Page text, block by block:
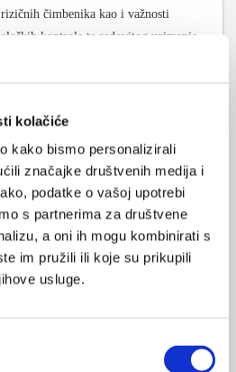
kolačiće
kako bismo personalizirali
značajke društvenih medija i
podatke o vašoj upotrebi
s partnerima za društvene
a oni ih mogu kombinirati s
im pružili ili koje su prikupili
usluge.
čimbenika kao i važnosti
kontrola te redovitog uzimanja
Zbog svega navedenog, optimalno
i intenzivna sekundarna
kardiološke rehabilitacije je
ekonomski isplativ pristup u
rizika i promociji “zdravog” načina
troškovi daljnjeg liječenja i
Toplicama, nerijetko se
što uz neminovne liste